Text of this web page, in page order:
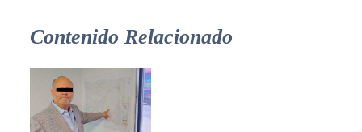
Contenido Relacionado